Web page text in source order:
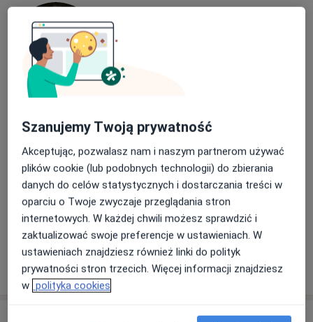
mgr Marian Plewako
Fizjoterapeuta·Więcej
82 opinie
Wawrzyńca Surowieckiego 12, Warszawa •Mapa
Ortoprogres_mgr Marian Plewako
Konsultacja fizjoterapeutyczna
Poproś o wizytę
Szanujemy Twoją prywatność
Akceptując, pozwalasz nam i naszym partnerom używać
plików cookie (lub podobnych technologii) do zbierania
danych do celów statystycznych i dostarczania treści w
oparciu o Twoje zwyczaje przeglądania stron
internetowych. W każdej chwili możesz sprawdzić i
zaktualizować swoje preferencje w ustawieniach. W
ustawieniach znajdziesz również linki do polityk
prywatności stron trzecich. Więcej informacji znajdziesz
w polityka cookies